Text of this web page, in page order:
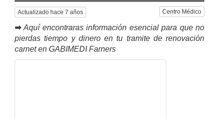
Actualizado hace 7 años Centro Médico
➡ Aquí encontraras información esencial para que no
pierdas tiempo y dinero en tu tramite de renovación
carnet en GABIMEDI Farners